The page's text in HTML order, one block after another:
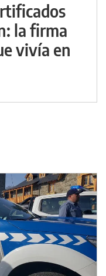
la firma
vivía en